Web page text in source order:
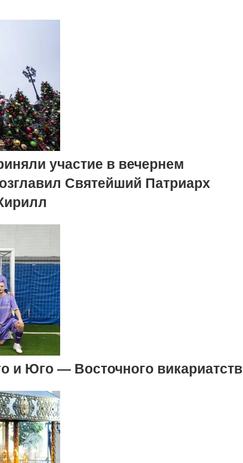
участие в вечернем
Святейший Патриарх
и Юго — Восточного викариатств